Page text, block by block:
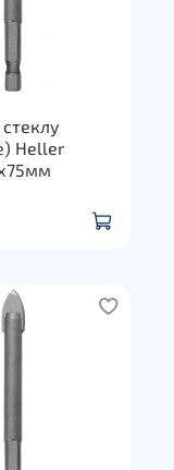
Heller